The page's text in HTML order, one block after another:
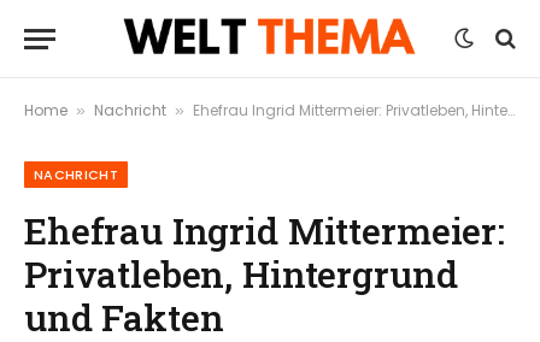
Home » Nachricht » Ehefrau Ingrid Mittermeier: Privatleben, Hintergrund und Fakten
NACHRICHT
Ehefrau Ingrid Mittermeier:
Privatleben, Hintergrund
und Fakten